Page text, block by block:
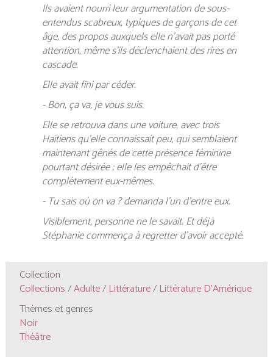
Ils avaient nourri leur argumentation de sous-
entendus scabreux, typiques de garçons de cet
âge, des propos auxquels elle n’avait pas porté
attention, même s’ils déclenchaient des rires en
cascade.
Elle avait fini par céder.
- Bon, ça va, je vous suis.
Elle se retrouva dans une voiture, avec trois
Haïtiens qu’elle connaissait peu, qui semblaient
maintenant gênés de cette présence féminine
pourtant désirée ; elle les empêchait d’être
complètement eux-mêmes.
- Tu sais où on va ? demanda l’un d’entre eux.
Visiblement, personne ne le savait. Et déjà
Stéphanie commença à regretter d’avoir accepté.
Collection
Collections/Adulte/ Littérature/ Littérature D'Amérique
Thèmes et genres
Noir
Théâtre